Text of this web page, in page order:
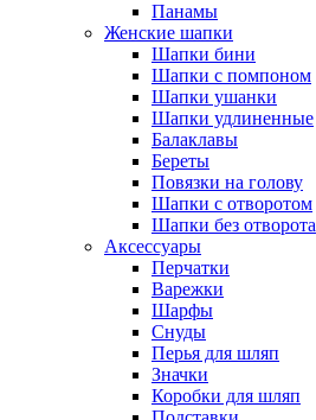
Панамы
Женские шапки
Шапки бини
Шапки с помпоном
Шапки ушанки
Шапки удлиненные
Балаклавы
Береты
Повязки на голову
Шапки с отворотом
Шапки без отворота
Аксессуары
Перчатки
Варежки
Шарфы
Снуды
Перья для шляп
Значки
Коробки для шляп